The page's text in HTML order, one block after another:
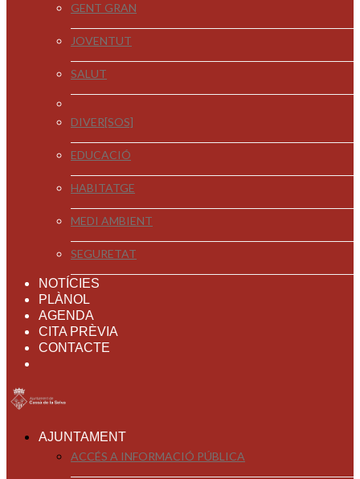
GENT GRAN
JOVENTUT
SALUT
DIVER[SOS]
EDUCACIÓ
HABITATGE
MEDI AMBIENT
SEGURETAT
NOTÍCIES
PLÀNOL
AGENDA
CITA PRÈVIA
CONTACTE
AJUNTAMENT
ACCÉS A INFORMACIÓ PÚBLICA